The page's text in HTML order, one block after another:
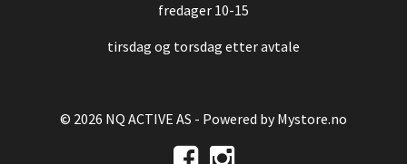
fredager 10-15
tirsdag og torsdag etter avtale
© 2026 NQ ACTIVE AS - Powered byMystore.no